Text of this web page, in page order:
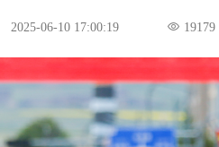
2025-06-10 17:00:19 19179